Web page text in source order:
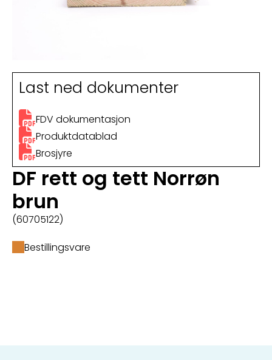
Last ned dokumenter
FDV dokumentasjon
Produktdatablad
Brosjyre
DF rett og tett Norrøn
brun
(60705122)
Bestillingsvare